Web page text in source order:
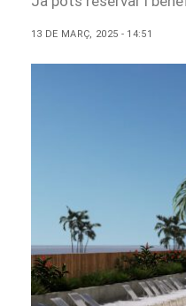
13 DE MARÇ, 2025 - 14:51